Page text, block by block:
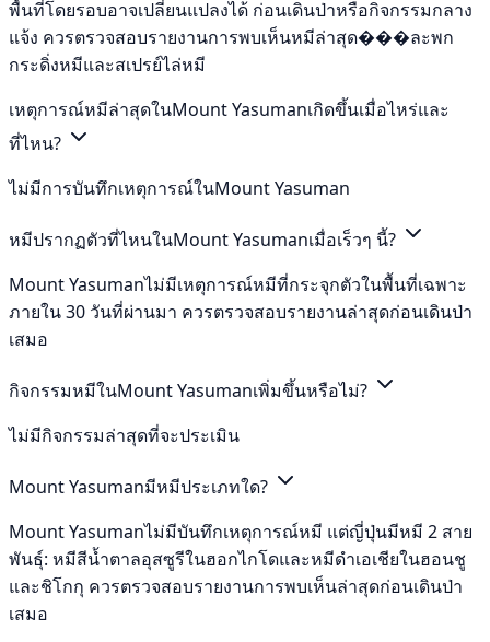
พื้นที่โดยรอบอาจเปลี่ยนแปลงได้ ก่อนเดินป่าหรือกิจกรรมกลาง
แจ้ง ควรตรวจสอบรายงานการพบเห็นหมีล่าสุด���ละพก
กระดิ่งหมีและสเปรย์ไล่หมี
เหตุการณ์หมีล่าสุดในMount Yasumanเกิดขึ้นเมื่อไหร่และ
ที่ไหน?
ไม่มีการบันทึกเหตุการณ์ในMount Yasuman
หมีปรากฏตัวที่ไหนในMount Yasumanเมื่อเร็วๆ นี้?
Mount Yasumanไม่มีเหตุการณ์หมีที่กระจุกตัวในพื้นที่เฉพาะ
ภายใน 30 วันที่ผ่านมา ควรตรวจสอบรายงานล่าสุดก่อนเดินป่า
เสมอ
กิจกรรมหมีในMount Yasumanเพิ่มขึ้นหรือไม่?
ไม่มีกิจกรรมล่าสุดที่จะประเมิน
Mount Yasumanมีหมีประเภทใด?
Mount Yasumanไม่มีบันทึกเหตุการณ์หมี แต่ญี่ปุ่นมีหมี 2 สาย
พันธุ์: หมีสีน้ำตาลอุสซูรีในฮอกไกโดและหมีดำเอเชียในฮอนชู
และชิโกกุ ควรตรวจสอบรายงานการพบเห็นล่าสุดก่อนเดินป่า
เสมอ